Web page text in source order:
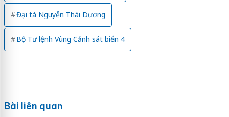
Đại tá Nguyễn Thái Dương
Bộ Tư lệnh Vùng Cảnh sát biển 4
Bài liên quan